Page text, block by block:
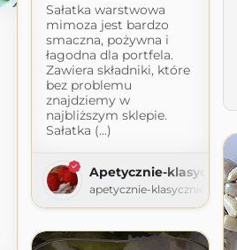
Sałatka warstwowa
mimoza jest bardzo
smaczna, pożywna i
łagodna dla portfela.
Zawiera składniki, które
bez problemu
znajdziemy w
najbliższym sklepie.
Sałatka (...)
Apetycznie-klasycznie
apetycznie-klasycznie.pl